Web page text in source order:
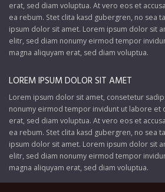
erat, sed diam voluptua. At vero eos et
ea rebum. Stet clita kasd gubergren, no sea
ipsum dolor sit amet. Lorem ipsum dolor sit
elitr, sed diam nonumy eirmod tempor
magna aliquyam erat, sed diam voluptua.
LOREM IPSUM DOLOR SIT AMET
Lorem ipsum dolor sit amet, consetetur
nonumy eirmod tempor invidunt ut labore et
erat, sed diam voluptua. At vero eos et
ea rebum. Stet clita kasd gubergren, no sea
ipsum dolor sit amet. Lorem ipsum dolor sit
elitr, sed diam nonumy eirmod tempor
magna aliquyam erat, sed diam voluptua.